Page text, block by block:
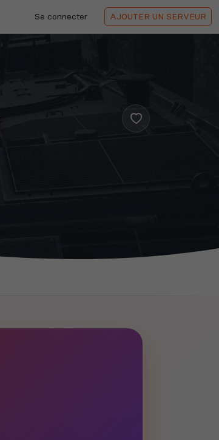
Se connecter AJOUTER UN SERVEUR